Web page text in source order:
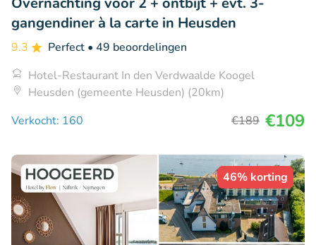
gangendiner à la carte in Heusden
9.3 Perfect • 49 beoordelingen
Hotel-Restaurant In den Verdwaalde Koogel
Heusden (gemeente Heusden) (20km)
Verkocht: 160
€189 €109
46% korting